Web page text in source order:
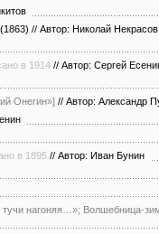
(1863) // Автор: Николай Некрасов
в 1914 // Автор: Сергей
Онегин»] // Автор: Александр
в 1895 // Автор: Иван Бунин
тучи нагоняя…»; Волшебница-